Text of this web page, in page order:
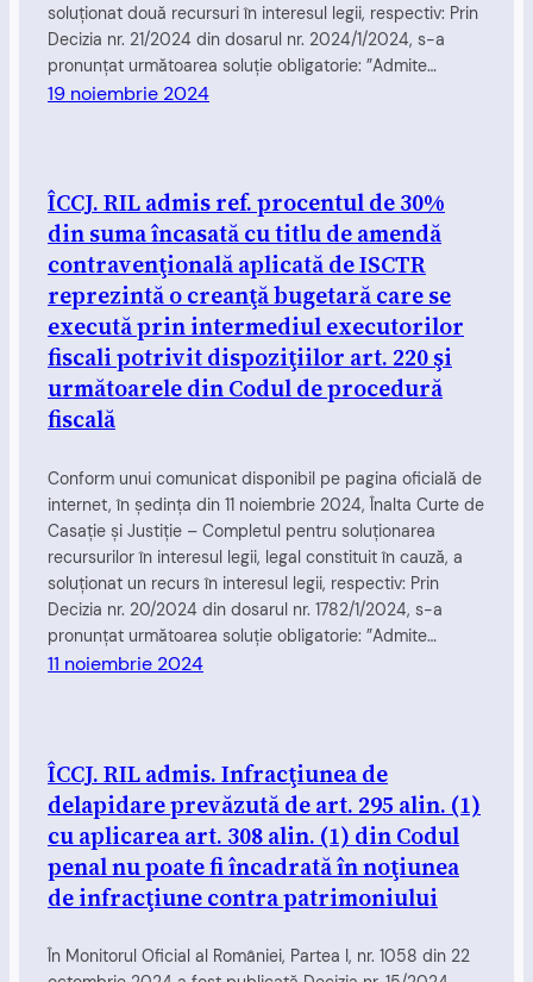
soluționat două recursuri în interesul legii, respectiv: Prin
Decizia nr. 21/2024 din dosarul nr. 2024/1/2024, s-a
pronunțat următoarea soluție obligatorie: ”Admite…
19 noiembrie 2024
ÎCCJ. RIL admis ref. procentul de 30%
din suma încasată cu titlu de amendă
contravenţională aplicată de ISCTR
reprezintă o creanţă bugetară care se
execută prin intermediul executorilor
fiscali potrivit dispoziţiilor art. 220 şi
următoarele din Codul de procedură
fiscală
Conform unui comunicat disponibil pe pagina oficială de
internet, în şedinţa din 11 noiembrie 2024, Înalta Curte de
Casaţie şi Justiţie – Completul pentru soluţionarea
recursurilor în interesul legii, legal constituit în cauză, a
soluționat un recurs în interesul legii, respectiv: Prin
Decizia nr. 20/2024 din dosarul nr. 1782/1/2024, s-a
pronunțat următoarea soluție obligatorie: ”Admite…
11 noiembrie 2024
ÎCCJ. RIL admis. Infracţiunea de
delapidare prevăzută de art. 295 alin. (1)
cu aplicarea art. 308 alin. (1) din Codul
penal nu poate fi încadrată în noţiunea
de infracţiune contra patrimoniului
În Monitorul Oficial al României, Partea I, nr. 1058 din 22